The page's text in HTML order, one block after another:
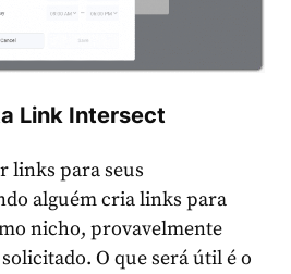
Link Intersect
links para seus
alguém cria links para
nicho, provavelmente
O que será útil é o